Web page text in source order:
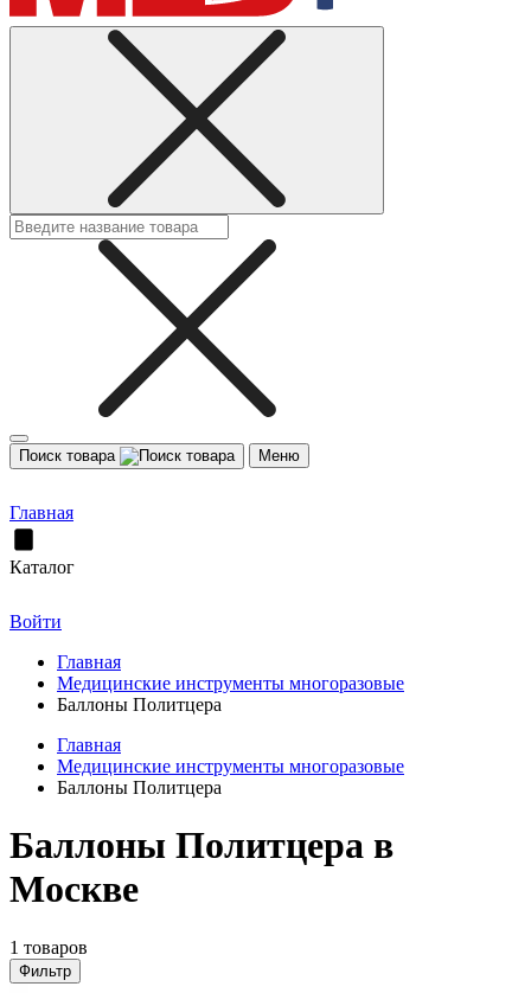
Поиск товара Меню
Главная
Каталог
Войти
Главная
Медицинские инструменты многоразовые
Баллоны Политцера
Главная
Медицинские инструменты многоразовые
Баллоны Политцера
Баллоны Политцера в
Москве
1 товаров
Фильтр